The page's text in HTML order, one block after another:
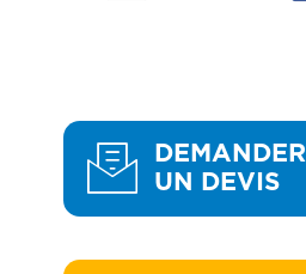
DEMANDER
UN DEVIS